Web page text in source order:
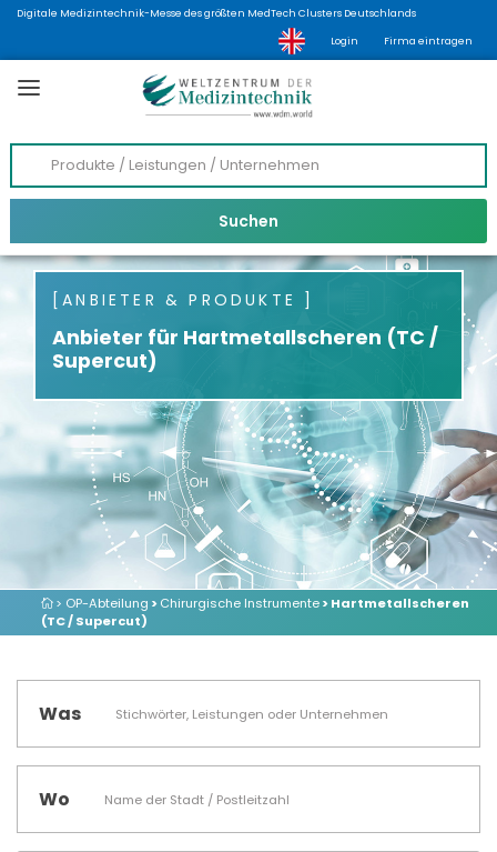
Digitale Medizintechnik-Messe des größten MedTech Clusters Deutschlands
Login Firma eintragen
ANBIETER & PRODUKTE
Anbieter für Hartmetallscheren (TC /
Supercut)
> OP-Abteilung >Chirurgische Instrumente> Hartmetallscheren
(TC / Supercut)
Was
Wo